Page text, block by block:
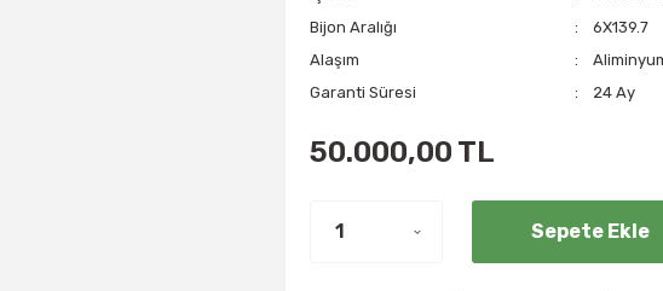
Bijon Aralığı
6X139.7
Alaşım
Garanti Süresi
24 Ay
50.000,00 TL
Sepete Ekle